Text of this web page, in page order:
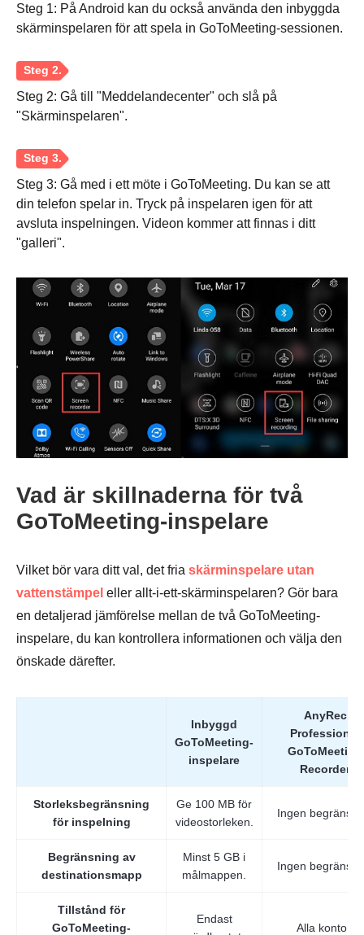
Steg 3.
Steg 1: På Android kan du också använda den inbyggda
skärminspelaren för att spela in GoToMeeting-sessionen.
Steg 2: Gå till "Meddelandecenter" och slå på
"Skärminspelaren".
Steg 3: Gå med i ett möte i GoToMeeting. Du kan se att
din telefon spelar in. Tryck på inspelaren igen för att
avsluta inspelningen. Videon kommer att finnas i ditt
"galleri".
Vad är skillnaderna för två
GoToMeeting-inspelare
Vilket bör vara ditt val, det fria skärminspelare utan
vattenstämpel eller allt-i-ett-skärminspelaren? Gör bara
en detaljerad jämförelse mellan de två GoToMeeting-
inspelare, du kan kontrollera informationen och välja den
önskade därefter.
Inbyggd
GoToMeeting-
inspelare
AnyRec
Professional
GoToMeeting
Recorder
Storleksbegränsning
för inspelning
Ge 100 MB för
videostorleken.
Ingen
Begränsning av
destinationsmapp
Minst 5 GB i
målmappen.
Ingen
Tillstånd för
GoToMeeting-
Endast
Alla konton